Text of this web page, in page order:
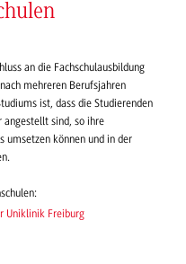
an die Fachschulausbildung
mehreren Berufsjahren
ist, dass die Studierenden
angestellt sind, so ihre
umsetzen können und in der
Uniklinik Freiburg